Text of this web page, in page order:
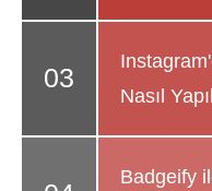
Nasıl
Badgeify